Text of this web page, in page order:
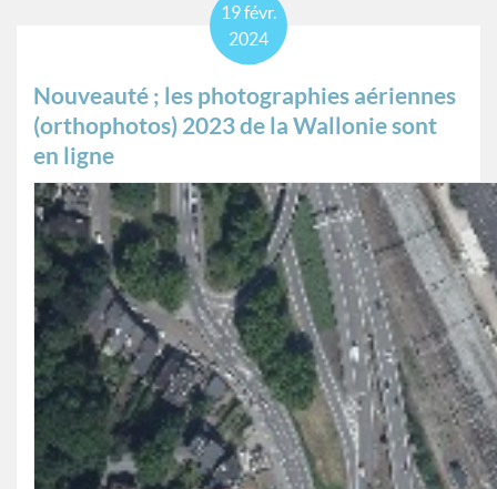
Nouveauté ; les photographies aériennes
(orthophotos) 2023 de la Wallonie sont
en ligne
19févr.
2024